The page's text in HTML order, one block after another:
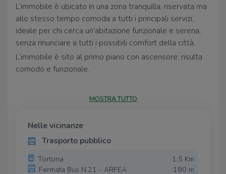
L’immobile è ubicato in una zona tranquilla, riservata ma
allo stesso tempo comoda a tutti i principali servizi,
ideale per chi cerca un’abitazione funzionale e serena,
senza rinunciare a tutti i possibili comfort della città.
L’immobile è sito al primo piano con ascensore, risulta
comodo e funzionale.
cucina a vista, creando un luminoso open-space che
degli spazi, fondendo i due ambienti in uno unico
unicità e funzionalità.
Le grandi finestre permettono l’ingresso di una luce
naturale, rendendo l’ambiente accogliente e arioso.
MOSTRA TUTTO
Nelle vicinanze
Trasporto pubblico
Tortona
1,5 Km
Fermata Bus N.21 - ARFEA
180 m